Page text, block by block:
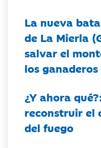
La nueva
de La Mierla
salvar el
los ganaderos
¿Y ahora
reconstruir el
del fuego